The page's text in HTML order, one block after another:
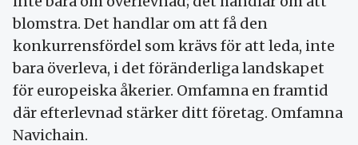
blomstra. Det handlar om att få den
konkurrensfördel som krävs för att leda, inte
bara överleva, i det föränderliga landskapet
för europeiska åkerier. Omfamna en framtid
där efterlevnad stärker ditt företag. Omfamna
Navichain.